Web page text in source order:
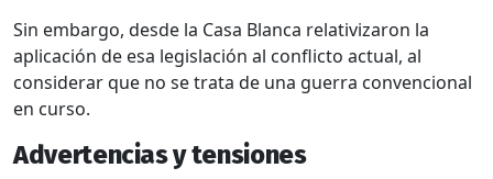
Sin embargo, desde la Casa Blanca relativizaron la
aplicación de esa legislación al conflicto actual, al
considerar que no se trata de una guerra convencional
en curso.
Advertencias y tensiones